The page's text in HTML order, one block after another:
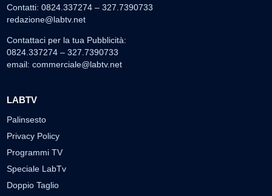
Contatti: 0824.337274 – 327.7390733
redazione@labtv.net
Contattaci per la tua Pubblicità:
0824.337274 – 327.7390733
email: commerciale@labtv.net
LABTV
Palinsesto
Privacy Policy
Programmi TV
Speciale LabTv
Doppio Taglio